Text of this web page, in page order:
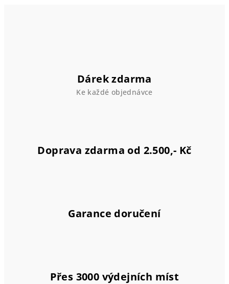
p
i
s
Dárek zdarma
Ke každé objednávce
Doprava zdarma od 2.500,- Kč
Garance doručení
Přes 3000 výdejních míst